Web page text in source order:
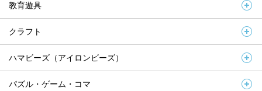
教育遊具
クラフト
ハマビーズ（アイロンビーズ）
パズル・ゲーム・コマ